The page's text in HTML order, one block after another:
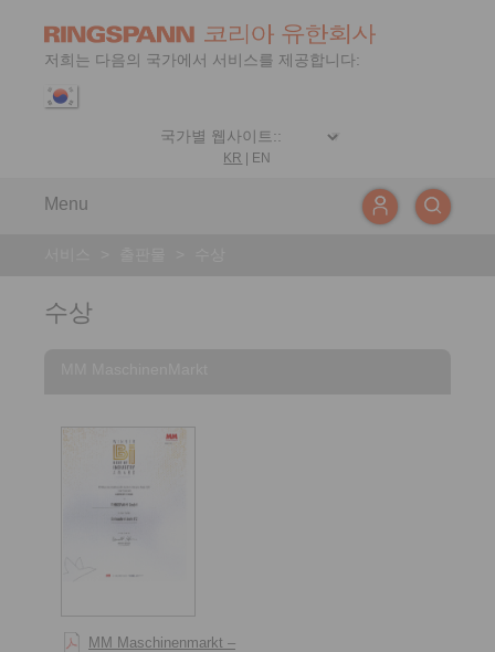
저희는 다음의 국가에서 서비스를 제공합니다:
KR EN
Menu
수상
MM Maschinenmarkt –